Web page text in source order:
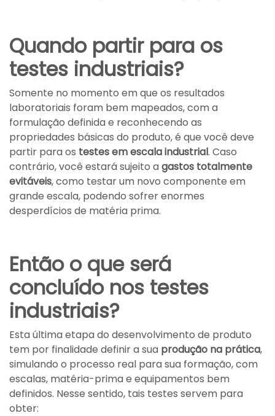
Quando partir para os
testes industriais?
Somente no momento em que os resultados
laboratoriais foram bem mapeados, com a
formulação definida e reconhecendo as
propriedades básicas do produto, é que você deve
partir para os testes em escala industrial. Caso
contrário, você estará sujeito agastos totalmente
evitáveis, como testar um novo componente em
grande escala, podendo sofrer enormes
desperdícios de matéria prima.
Então o que será
concluído nos testes
industriais?
Esta última etapa do desenvolvimento de produto
tem por finalidade definir a sua produção na prática,
simulando o processo real para sua formação, com
escalas, matéria-prima e equipamentos bem
definidos. Nesse sentido, tais testes servem para
obter: